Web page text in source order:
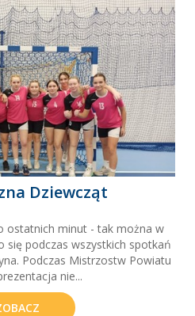
Dziewcząt
ostatnich minut - tak można w
się podczas wszystkich spotkań
Podczas Mistrzostw Powiatu
nie...